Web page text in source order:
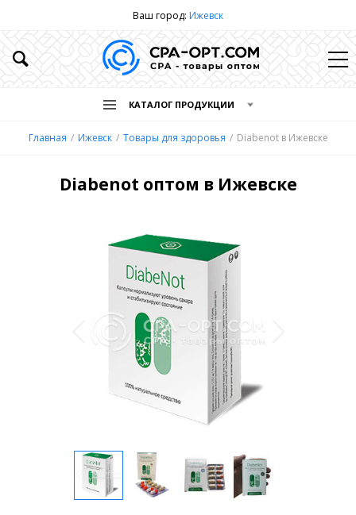
Ваш город: Ижевск
КАТАЛОГ ПРОДУКЦИИ
Главная Ижевск Товары для здоровья Diabenot в Ижевске
Diabenot оптом в Ижевске